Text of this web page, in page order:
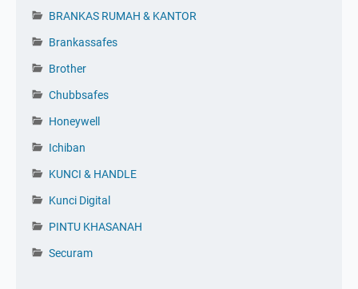
BRANKAS RUMAH & KANTOR
Brankassafes
Brother
Chubbsafes
Honeywell
Ichiban
KUNCI & HANDLE
Kunci Digital
PINTU KHASANAH
Securam